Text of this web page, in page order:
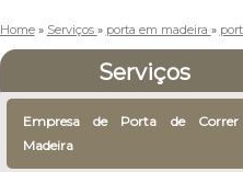
Home » Serviços » porta em madeira »
Serviços
Empresa de Porta de
Madeira